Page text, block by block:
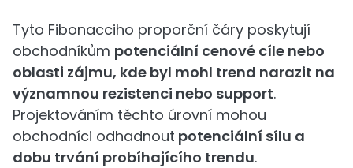
Tyto Fibonacciho proporční čáry poskytují
obchodníkům potenciální cenové cíle nebo
oblasti zájmu, kde byl mohl trend narazit na
významnou rezistenci nebo support.
Projektováním těchto úrovní mohou
obchodníci odhadnout potenciální sílu a
dobu trvání probíhajícího trendu.